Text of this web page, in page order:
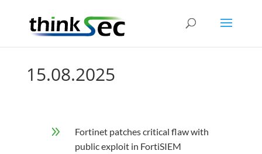
15.08.2025
9
Fortinet patches critical flaw with
public exploit in FortiSIEM